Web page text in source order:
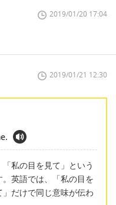
2019/01/20 17:04
2019/01/21 12:30
私の目を見て」という
英語では、「私の目を
だけで同じ意味が伝わ